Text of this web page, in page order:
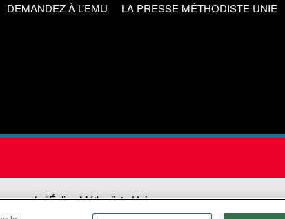
DEMANDEZ À L’EMU LA PRESSE MÉTHODISTE UNIE
de l'Église Méthodiste Unie